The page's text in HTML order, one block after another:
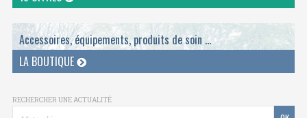
Accessoires, équipements, produits de soin ...
LA BOUTIQUE
RECHERCHER UNE ACTUALITÉ